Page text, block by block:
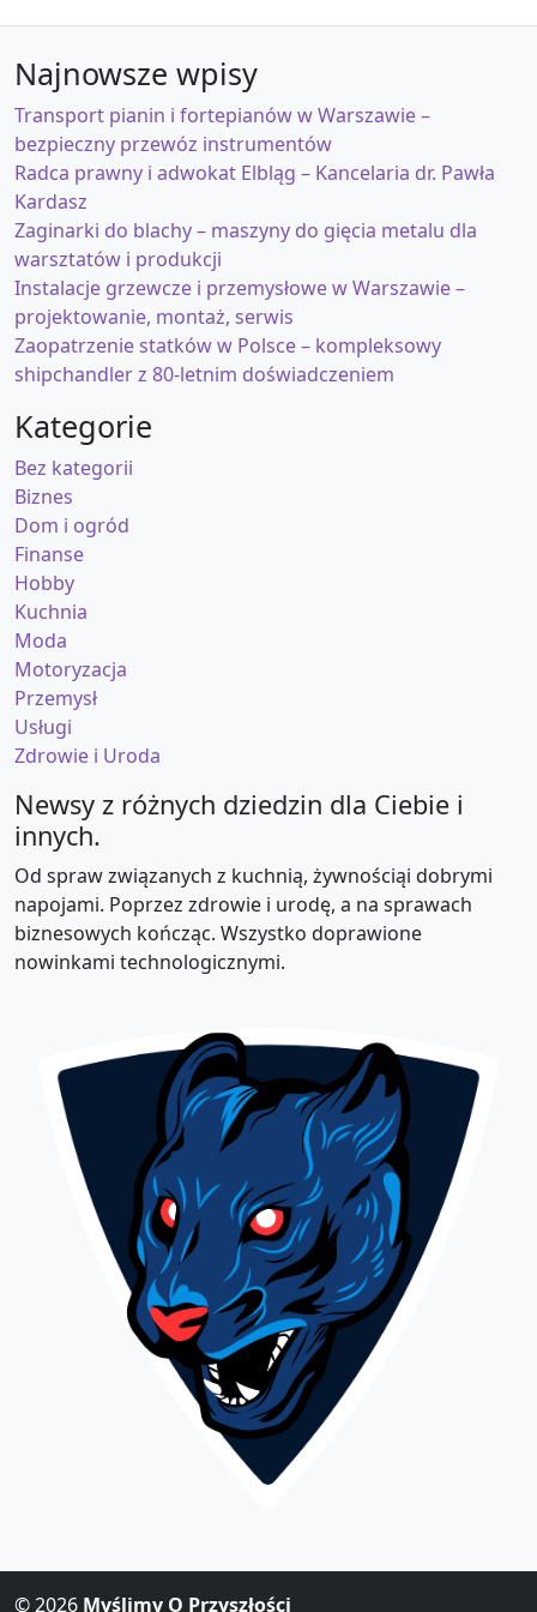
Najnowsze wpisy
Transport pianin i fortepianów w Warszawie –
bezpieczny przewóz instrumentów
Radca prawny i adwokat Elbląg – Kancelaria dr. Pawła
Kardasz
Zaginarki do blachy – maszyny do gięcia metalu dla
warsztatów i produkcji
Instalacje grzewcze i przemysłowe w Warszawie –
projektowanie, montaż, serwis
Zaopatrzenie statków w Polsce – kompleksowy
shipchandler z 80-letnim doświadczeniem
Kategorie
Bez kategorii
Biznes
Dom i ogród
Finanse
Hobby
Kuchnia
Moda
Motoryzacja
Przemysł
Usługi
Zdrowie i Uroda
Newsy z różnych dziedzin dla Ciebie i
innych.
Od spraw związanych z kuchnią, żywnościąi dobrymi
napojami. Poprzez zdrowie i urodę, a na sprawach
biznesowych kończąc. Wszystko doprawione
nowinkami technologicznymi.
© 2026 Myślimy O Przyszłości